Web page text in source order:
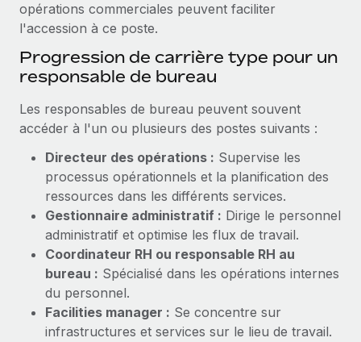
opérations commerciales peuvent faciliter
l'accession à ce poste.
Progression de carrière type pour un
responsable de bureau
Les responsables de bureau peuvent souvent
accéder à l'un ou plusieurs des postes suivants :
Directeur des opérations : Supervise les
processus opérationnels et la planification des
ressources dans les différents services.
Gestionnaire administratif : Dirige le personnel
administratif et optimise les flux de travail.
Coordinateur RH ou responsable RH au
bureau : Spécialisé dans les opérations internes
du personnel.
Facilities manager : Se concentre sur
infrastructures et services sur le lieu de travail.